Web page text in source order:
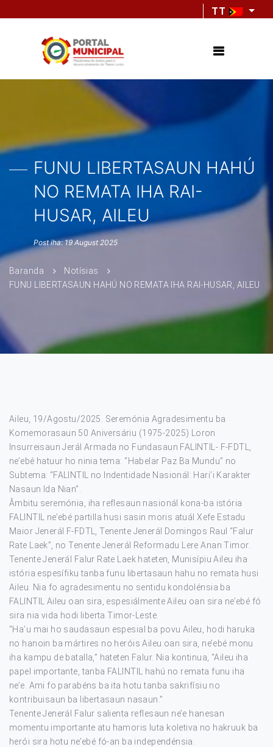
TT
FUNU LIBERTASAUN HAHÚ
NO REMATA IHA RAI-
HUSAR, AILEU
Post iha: 19 August 2025
Baranda
Notísias
FUNU LIBERTASAUN HAHÚ NO REMATA IHA RAI-HUSAR, AILEU
Aileu, 19/Agostu/2025. Seremónia Agradesimentu ba
Komemorasaun 50 Aniversáriu (1975-2025) Loron
Insurreisaun Jerál Armada no Fundasaun FALINTIL- F-FDTL,
ne’ebé hatuur ho ninia tema: “Habelar Paz Ba Mundu” no
Subtema: “FALINTlL no Indentidade Nasionál: Hari’i Karakter
Nasaun Ida Nian”.
Âmbitu seremónia, iha reflesaun nasionál kona-ba istória
FALINTIL ne’ebé partilla husi sasin moris atuál Xefe Estadu
Maior Jenerál F-FDTL, Tenente Jenerál Domingos Raul “Falur
Rate Laek”, no Tenente Jenerál Reformadu Lere Anan Timor.
Tenente Jenerál Falur Rate Laek hateten, Munisípiu Aileu iha
istória espesífiku tanba funu libertasaun hahu no remata husi
Aileu. Nia fo agradesimentu no sentidu kondolénsia ba
FALINTIL Aileu oan sira, espesiálmente Aileu oan sira ne’ebé fó
sira nia vida hodi liberta Timor-Leste.
“Ha’u mai ho saudasaun espesial ba povu Aileu, hodi haruka
no hanoin ba mártires no heróis Aileu oan sira, ne’ebé monu
iha kampu de batalla,” hateten Falur. Nia kontinua, “Aileu iha
papel importante, tanba FALINTIL hahú no remata funu iha
ne’e. Ami fo parabéns ba ita hotu tanba sakrifísiu no
kontribuisaun ba libertasaun nasaun.”
Tenente Jenerál Falur salienta reflesaun ne’e hanesan
momentu importante atu hamoris luta koletiva no hakruuk ba
herói sira hotu ne’ebé fó-an ba independénsia.